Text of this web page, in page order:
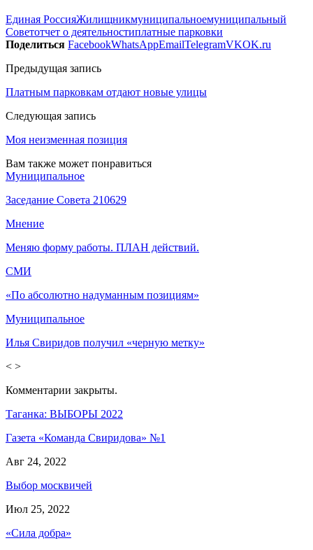
Единая РоссияЖилищникмуниципальноемуниципальный
Советотчет о деятельностиплатные парковки
Поделиться FacebookWhatsAppEmailTelegramVKOK.ru
Предыдущая запись
Платным парковкам отдают новые улицы
Следующая запись
Моя неизменная позиция
Вам также может понравиться
Муниципальное
Заседание Совета 210629
Мнение
Меняю форму работы. ПЛАН действий.
СМИ
«По абсолютно надуманным позициям»
Муниципальное
Илья Свиридов получил «черную метку»
< >
Комментарии закрыты.
Таганка: ВЫБОРЫ 2022
Газета «Команда Свиридова» №1
Авг 24, 2022
Выбор москвичей
Июл 25, 2022
«Сила добра»